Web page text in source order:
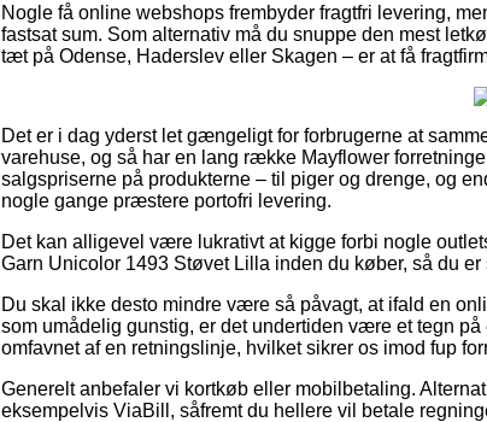
Nogle få online webshops frembyder fragtfri levering,
fastsat sum. Som alternativ må du snuppe den mest
tæt på Odense, Haderslev eller Skagen – er at få
Det er i dag yderst let gængeligt for forbrugerne at
varehuse, og så har en lang række Mayflower
salgspriserne på produkterne – til piger og drenge, og
nogle gange præstere portofri levering.
Det kan alligevel være lukrativt at kigge forbi nogle
Garn Unicolor 1493 Støvet Lilla inden du køber, så du
Du skal ikke desto mindre være så påvagt, at ifald en
som umådelig gunstig, er det undertiden være et tegn
omfavnet af en retningslinje, hvilket sikrer os imod fup
Generelt anbefaler vi kortkøb eller mobilbetaling.
eksempelvis ViaBill, såfremt du hellere vil betale